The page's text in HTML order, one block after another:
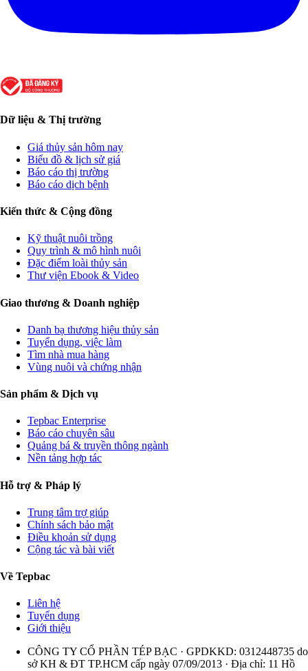
Dữ liệu & Thị trường
Giá thủy sản hôm nay
Biểu đồ & lịch sử giá
Báo cáo thị trường
Báo cáo dịch bệnh
Kiến thức & Cộng đồng
Kỹ thuật nuôi trồng
Quy trình & mô hình nuôi
Đặc điểm loài thủy sản
Thư viện Ebook & Video
Giao thương & Doanh nghiệp
Danh bạ thương hiệu thủy sản
Tuyển dụng, việc làm
Tìm nhà mua hàng
Vùng nuôi và chứng nhận
Sản phẩm & Dịch vụ
Tepbac Enterprise
Báo cáo chuyên sâu
Quảng bá & truyền thông ngành
Nền tảng hợp tác
Hỗ trợ & Pháp lý
Trung tâm trợ giúp
Chính sách bảo mật
Điều khoản sử dụng
Cộng tác và bài viết
Về Tepbac
Liên hệ
Tuyển dụng
Giới thiệu
CÔNG TY CỔ PHẦN TÉP BẠC · GPDKKD: 0312448735 do
sở KH & ĐT TP.HCM cấp ngày 07/09/2013 · Địa chỉ: 11 Hồ